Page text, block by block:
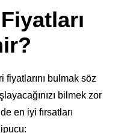
bulmak söz
bilmek zor
en iyi fırsatları